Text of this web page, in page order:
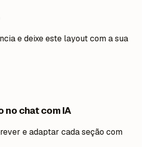
e deixe este layout com a sua
no chat com IA
e adaptar cada seção com